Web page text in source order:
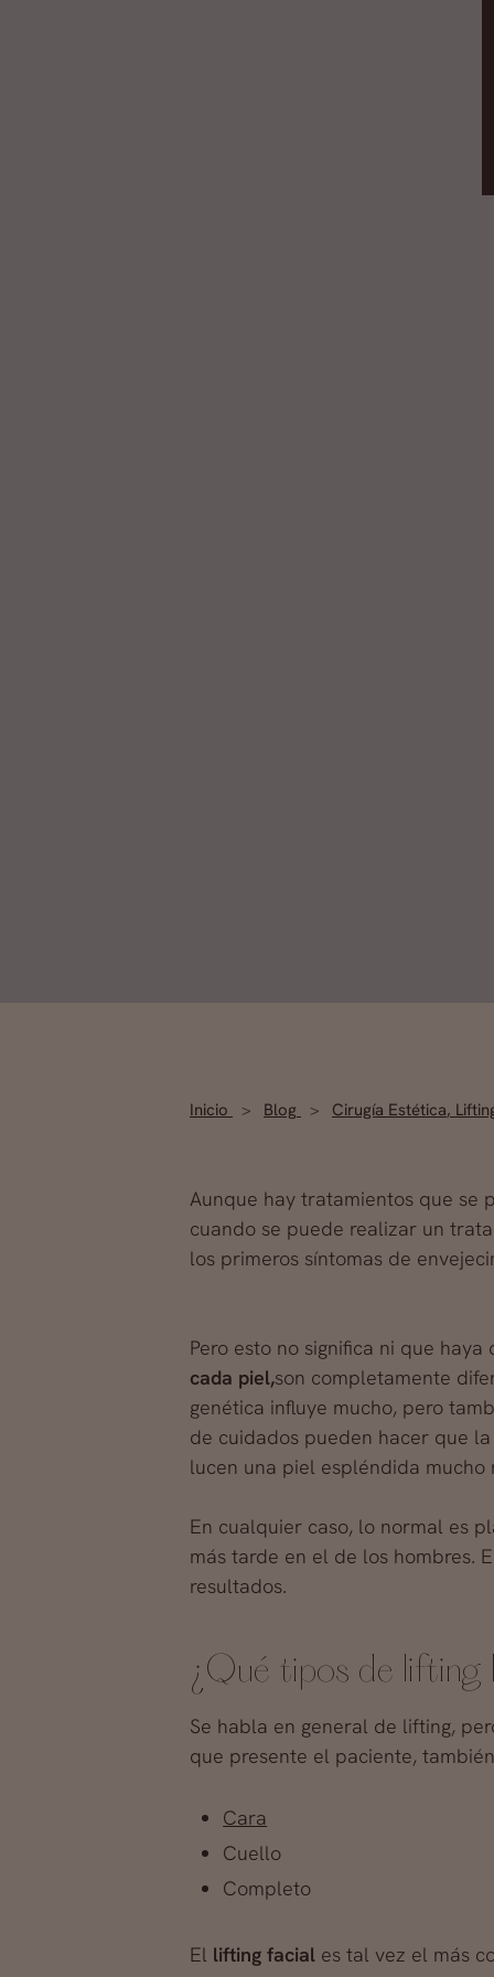
Inicio Blog Cirugía Estética,
Aunque hay tratamientos que se
cuando se puede realizar un
los primeros síntomas de
Pero esto no significa ni que
cada piel,son completamente
genética influye mucho, pero
de cuidados pueden hacer que
lucen una piel espléndida mucho
En cualquier caso, lo normal es
más tarde en el de los hombres.
resultados.
¿Qué tipos de lifting
Se habla en general de lifting,
que presente el paciente,
Cara
Cuello
Completo
El lifting facial es tal vez el más